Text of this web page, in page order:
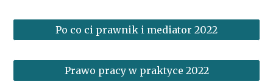
Po co ci prawnik i mediator 2022
Prawo pracy w praktyce 2022